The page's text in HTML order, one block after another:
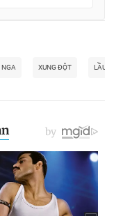
NGA XUNG ĐỘT LẦU